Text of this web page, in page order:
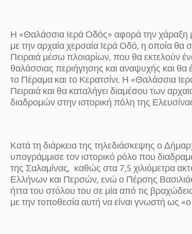
Η «Θαλάσσια Ιερά Οδός» αφορά την χάραξη
με την αρχαία χερσαία Ιερά Οδό, η οποία θα
Πειραιά μέσω πλοιαρίων, που θα εκτελούν
θαλάσσιας περιήγησης και αναψυχής και
το Πέραμα και το Κερατσίνι. Η «Θαλάσσια
Πειραιά και θα καταλήγει διαμέσου των
διαδρομών στην ιστορική πόλη της
Κατά τη διάρκεια της τηλεδιάσκεψης ο
υπογράμμισε τον ιστορικό ρόλο που
της Σαλαμίνας, καθώς στα 7,5 χιλιόμετρα
Ελλήνων και Περσών, ενώ ο Πέρσης
ήττα του στόλου του σε μία από τις
με την τοποθεσία αυτή να είναι γνωστή ως